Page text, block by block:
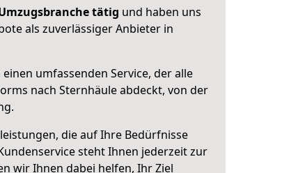
tätig und haben uns
als zuverlässiger Anbieter in
umfassenden Service, der alle
nach Sternhäule abdeckt, von der
die auf Ihre Bedürfnisse
steht Ihnen jederzeit zur
wir Ihnen dabei helfen, Ihr Ziel